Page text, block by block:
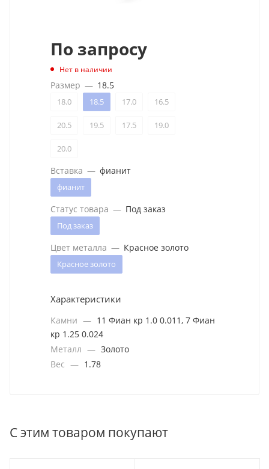
По запросу
Нет в наличии
Размер — 18.5
18.0 18.5 17.0 16.5
20.5 19.5 17.5 19.0
20.0
Вставка — фианит
фианит
Статус товара — Под заказ
Под заказ
Цвет металла — Красное золото
Красное золото
Характеристики
Камни — 11 Фиан кр 1.0 0.011, 7 Фиан
кр 1.25 0.024
Металл — Золото
Вес — 1.78
С этим товаром покупают